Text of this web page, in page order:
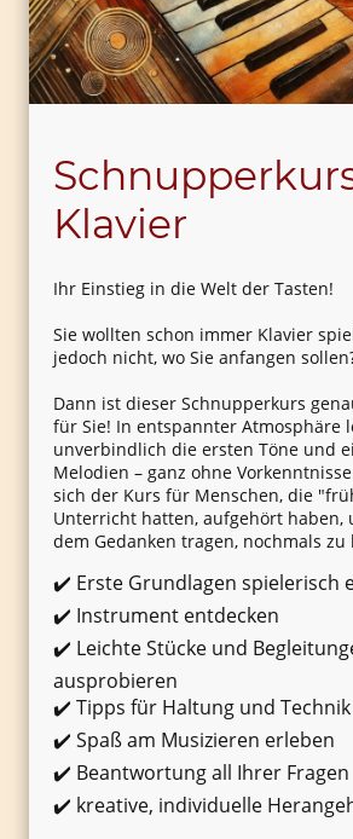
Klavier
Ihr Einstieg in die Welt der Tasten!
Sie wollten schon immer Klavier
jedoch nicht, wo Sie anfangen
Dann ist dieser Schnupperkurs
für Sie! In entspannter Atmosphäre
unverbindlich die ersten Töne und
Melodien – ganz ohne
sich der Kurs für Menschen, die
Unterricht hatten, aufgehört haben,
dem Gedanken tragen, nochmals zu
✔️ Erste Grundlagen spielerisch
✔️ Instrument entdecken
✔️ Leichte Stücke und
ausprobieren
✔️ Tipps für Haltung und Technik
✔️ Spaß am Musizieren erleben
✔️ Beantwortung all Ihrer Fragen
✔️ kreative, individuelle